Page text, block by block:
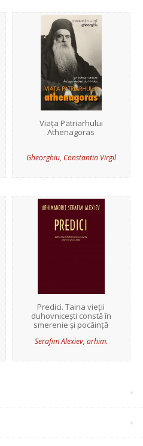
Viața Patriarhului
Athenagoras
Gheorghiu, Constantin Virgil
Predici. Taina vieții
duhovnicești constă în
smerenie și pocăință
Serafim Alexiev, arhim.